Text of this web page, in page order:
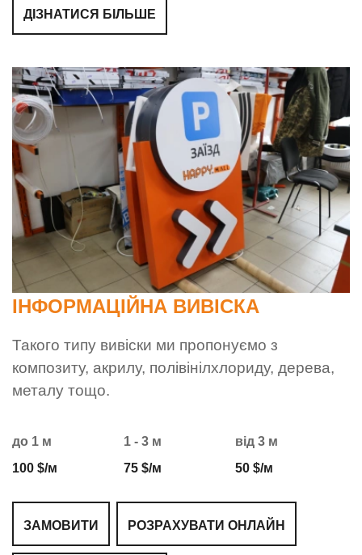
ДІЗНАТИСЯ БІЛЬШЕ
ІНФОРМАЦІЙНА ВИВІСКА
Такого типу вивіски ми пропонуємо з
композиту, акрилу, полівінілхлориду, дерева,
металу тощо.
до 1 м
100 $/м
1 - 3 м
75 $/м
від 3 м
50 $/м
ЗАМОВИТИ РОЗРАХУВАТИ ОНЛАЙН